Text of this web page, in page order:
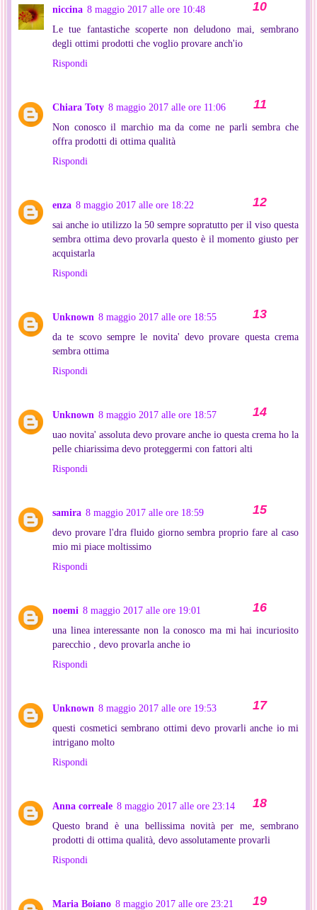
niccina 8 maggio 2017 alle ore 10:48
Le tue fantastiche scoperte non deludono mai, sembrano
degli ottimi prodotti che voglio provare anch'io
Rispondi
Chiara Toty 8 maggio 2017 alle ore 11:06
Non conosco il marchio ma da come ne parli sembra che
offra prodotti di ottima qualità
Rispondi
enza 8 maggio 2017 alle ore 18:22
sai anche io utilizzo la 50 sempre sopratutto per il viso questa
sembra ottima devo provarla questo è il momento giusto per
acquistarla
Rispondi
Unknown 8 maggio 2017 alle ore 18:55
da te scovo sempre le novita' devo provare questa crema
sembra ottima
Rispondi
Unknown 8 maggio 2017 alle ore 18:57
uao novita' assoluta devo provare anche io questa crema ho la
pelle chiarissima devo proteggermi con fattori alti
Rispondi
samira 8 maggio 2017 alle ore 18:59
devo provare l'dra fluido giorno sembra proprio fare al caso
mio mi piace moltissimo
Rispondi
noemi 8 maggio 2017 alle ore 19:01
una linea interessante non la conosco ma mi hai incuriosito
parecchio , devo provarla anche io
Rispondi
Unknown 8 maggio 2017 alle ore 19:53
questi cosmetici sembrano ottimi devo provarli anche io mi
intrigano molto
Rispondi
Anna correale 8 maggio 2017 alle ore 23:14
Questo brand è una bellissima novità per me, sembrano
prodotti di ottima qualità, devo assolutamente provarli
Rispondi
Maria Boiano 8 maggio 2017 alle ore 23:21